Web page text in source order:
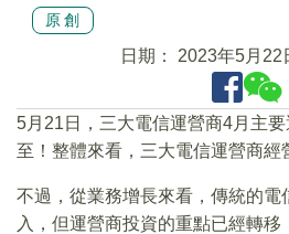
原創
日期： 2023年5月22
5月21日，三大電信運營商4月主
至！整體來看，三大電信運營商經
不過，從業務增長來看，傳統的電
入，但運營商投資的重點已經轉